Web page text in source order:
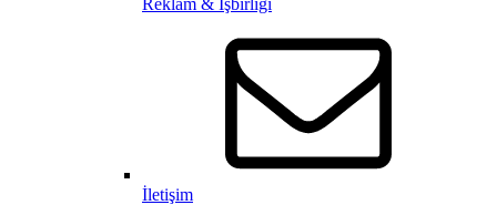
Reklam & İşbirliği
İletişim